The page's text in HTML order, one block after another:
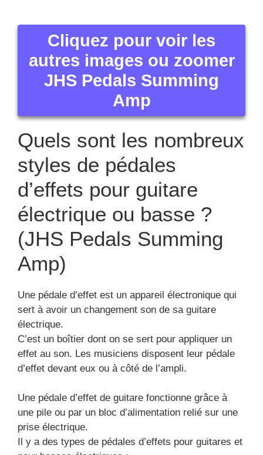
Cliquez pour voir les
autres images ou zoomer
JHS Pedals Summing
Amp
Quels sont les nombreux
styles de pédales
d’effets pour guitare
électrique ou basse ?
(JHS Pedals Summing
Amp)
Une pédale d’effet est un appareil électronique qui
sert à avoir un changement son de sa guitare
électrique.
C’est un boîtier dont on se sert pour appliquer un
effet au son. Les musiciens disposent leur pédale
d’effet devant eux ou à côté de l’ampli.
Une pédale d’effet de guitare fonctionne grâce à
une pile ou par un bloc d’alimentation relié sur une
prise électrique.
Il y a des types de pédales d’effets pour guitares et